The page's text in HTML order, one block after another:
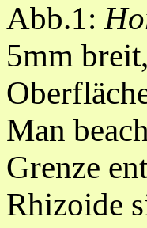
Abb.1:
5mm
Man
Grenze
Rhizoide